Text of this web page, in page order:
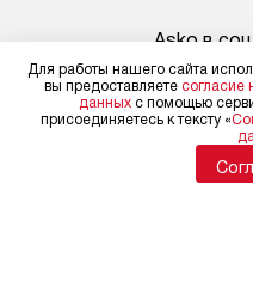
Asko в
Для
Для
Для работы нашего сайта
вы предоставляете согласие
данных с помощью
присоединяетесь к тексту «